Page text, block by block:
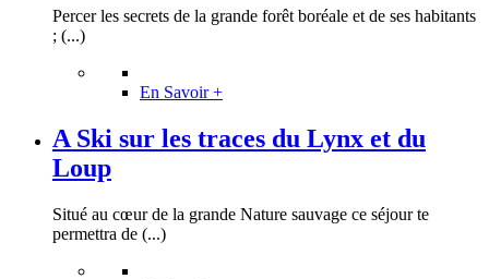
Percer les secrets de la grande forêt boréale et de ses habitants
; (...)
En Savoir +
A Ski sur les traces du Lynx et du
Loup
Situé au cœur de la grande Nature sauvage ce séjour te
permettra de (...)